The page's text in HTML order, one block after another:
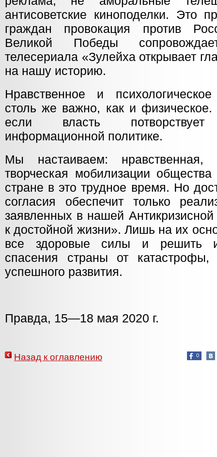
антисоветские киноподелки. Это
граждан провокация против
Великой Победы
телесериала «Зулейха открывает
на нашу историю.
Нравственное и
столь же важно, как и
если власть потворствует
информационной политике.
Мы настаиваем: нравственная,
творческая мобилизации
стране в это трудное время. Но
согласия обеспечит только
заявленных в нашей
к достойной жизни». Лишь на их
все здоровые силы и решить
спасения страны от
успешного развития.
Правда, 15—18 мая 2020 г.
0
Назад к оглавлению